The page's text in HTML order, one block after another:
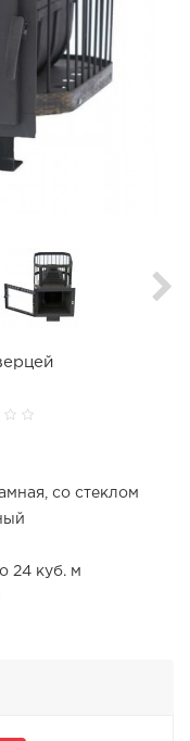
со стеклом
24 куб. м